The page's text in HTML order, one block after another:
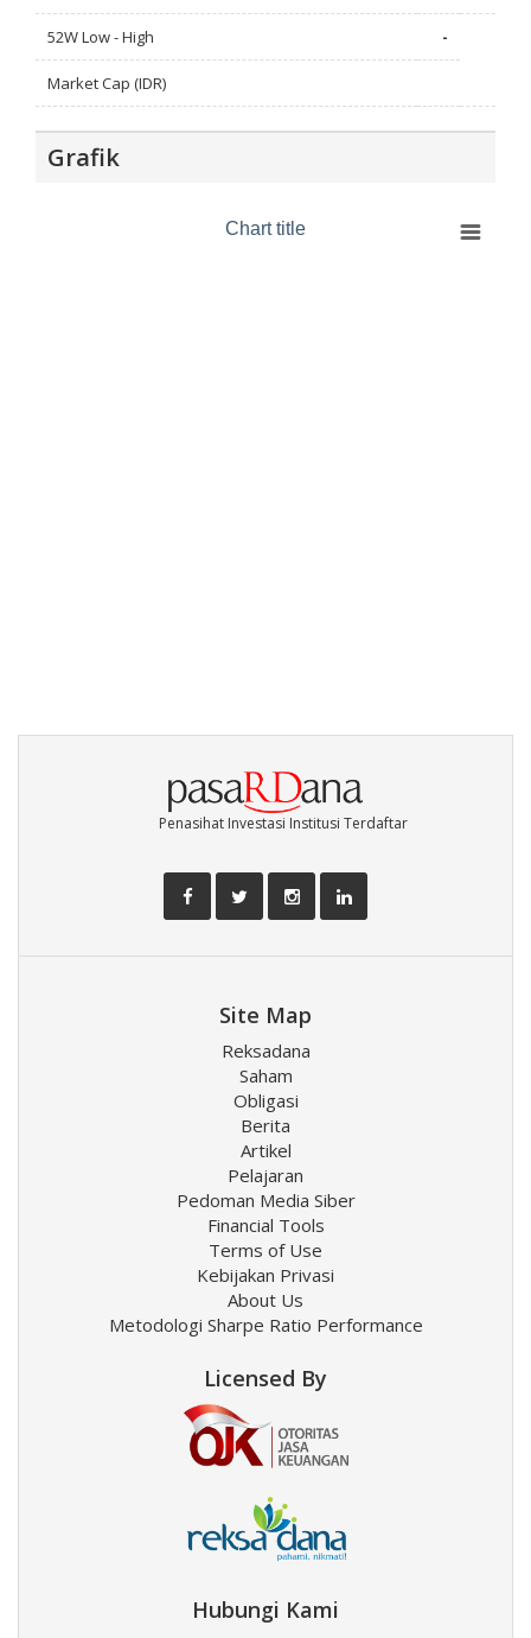
52W Low - High -
Market Cap (IDR)
Grafik
Chart title
Penasihat Investasi Institusi Terdaftar
Site Map
Reksadana
Saham
Obligasi
Berita
Artikel
Pelajaran
Pedoman Media Siber
Financial Tools
Terms of Use
Kebijakan Privasi
About Us
Metodologi Sharpe Ratio Performance
Licensed By
Hubungi Kami